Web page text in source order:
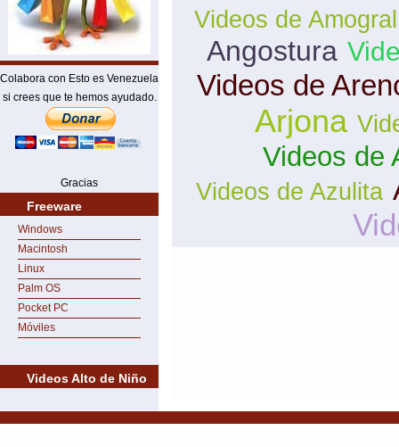
Colabora con Esto es Venezuela
si crees que te hemos ayudado.
Gracias
Freeware
Windows
Macintosh
Linux
Palm OS
Pocket PC
Móviles
Videos Alto de Niño
Videos de Amogral
Angostura
Videos de
Arjona
Videos de
Videos de Azulita